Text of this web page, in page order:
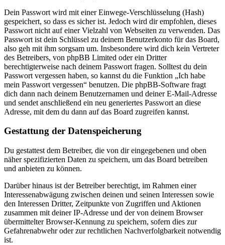
Dein Passwort wird mit einer Einwege-Verschlüsselung (Hash)
gespeichert, so dass es sicher ist. Jedoch wird dir empfohlen, dieses
Passwort nicht auf einer Vielzahl von Webseiten zu verwenden. Das
Passwort ist dein Schlüssel zu deinem Benutzerkonto für das Board,
also geh mit ihm sorgsam um. Insbesondere wird dich kein Vertreter
des Betreibers, von phpBB Limited oder ein Dritter
berechtigterweise nach deinem Passwort fragen. Solltest du dein
Passwort vergessen haben, so kannst du die Funktion „Ich habe
mein Passwort vergessen“ benutzen. Die phpBB-Software fragt
dich dann nach deinem Benutzernamen und deiner E-Mail-Adresse
und sendet anschließend ein neu generiertes Passwort an diese
Adresse, mit dem du dann auf das Board zugreifen kannst.
Gestattung der Datenspeicherung
Du gestattest dem Betreiber, die von dir eingegebenen und oben
näher spezifizierten Daten zu speichern, um das Board betreiben
und anbieten zu können.
Darüber hinaus ist der Betreiber berechtigt, im Rahmen einer
Interessenabwägung zwischen deinen und seinen Interessen sowie
den Interessen Dritter, Zeitpunkte von Zugriffen und Aktionen
zusammen mit deiner IP-Adresse und der von deinem Browser
übermittelter Browser-Kennung zu speichern, sofern dies zur
Gefahrenabwehr oder zur rechtlichen Nachverfolgbarkeit notwendig
ist.